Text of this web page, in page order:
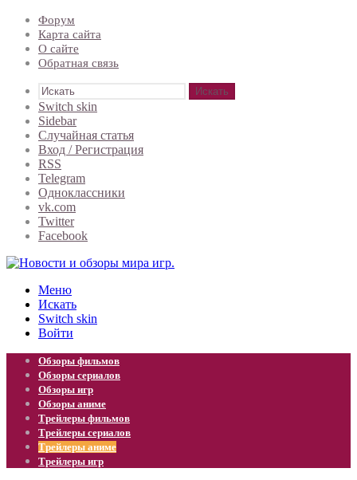
Форум
Карта сайта
О сайте
Обратная связь
Искать
Switch skin
Sidebar
Случайная статья
Вход / Регистрация
RSS
Telegram
Одноклассники
vk.com
Twitter
Facebook
Меню
Искать
Switch skin
Войти
Обзоры фильмов
Обзоры сериалов
Обзоры игр
Обзоры аниме
Трейлеры фильмов
Трейлеры сериалов
Трейлеры аниме
Трейлеры игр